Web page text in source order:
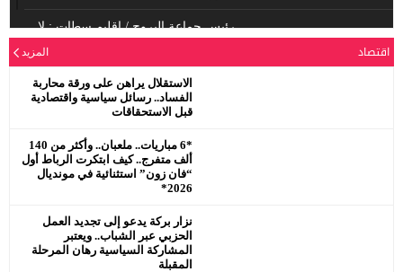
رئيس جماعة البروج / اقليم سطات : لا
يحترم جلالة الملك محمد السادس
اقتصاد المزيد
الاستقلال يراهن على ورقة محاربة
الفساد.. رسائل سياسية واقتصادية
قبل الاستحقاقات
*6 مباريات.. ملعبان.. وأكثر من 140
ألف متفرج.. كيف ابتكرت الرباط أول
“فان زون” استثنائية في مونديال
2026*
نزار بركة يدعو إلى تجديد العمل
الحزبي عبر الشباب.. ويعتبر
المشاركة السياسية رهان المرحلة
المقبلة